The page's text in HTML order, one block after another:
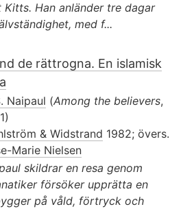
Kitts. Han anländer tre dagar
med f...
de rättrogna. En islamisk
Naipaul (Among the believers,
& Widstrand 1982; övers.
Marie Nielsen
skildrar en resa genom
försöker upprätta en
på våld, förtryck och